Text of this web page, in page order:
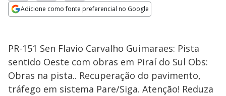
Adicione como fonte preferencial no Google
PR-151 Sen Flavio Carvalho Guimaraes: Pista
sentido Oeste com obras em Piraí do Sul Obs:
Obras na pista.. Recuperação do pavimento,
tráfego em sistema Pare/Siga. Atenção! Reduza